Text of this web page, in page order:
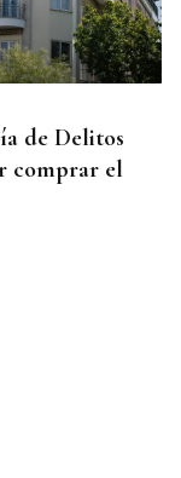
de Delitos
comprar el